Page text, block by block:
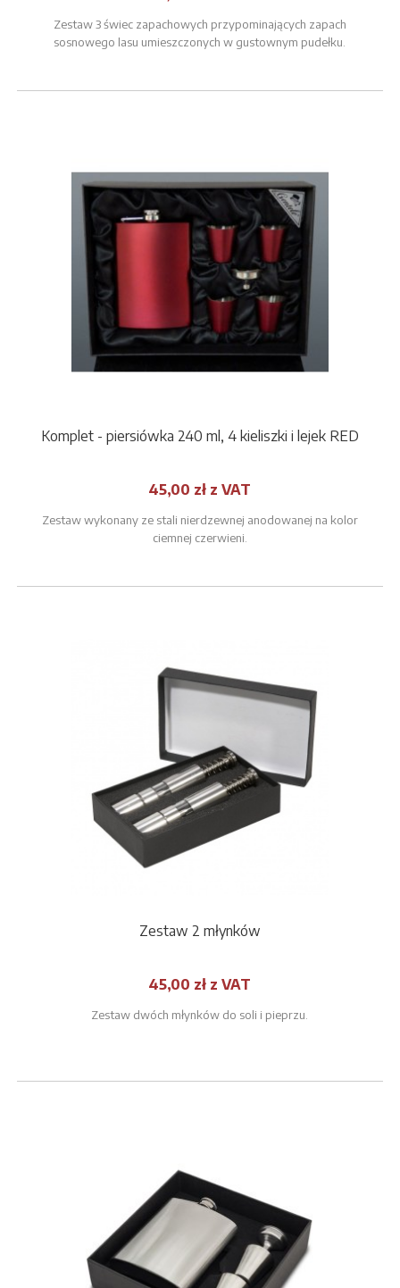
Zestaw 3 świec zapachowych przypominających zapach
sosnowego lasu umieszczonych w gustownym pudełku.
Komplet - piersiówka 240 ml, 4 kieliszki i lejek RED
45,00 zł z VAT
Zestaw wykonany ze stali nierdzewnej anodowanej na kolor
ciemnej czerwieni.
Zestaw 2 młynków
45,00 zł z VAT
Zestaw dwóch młynków do soli i pieprzu.